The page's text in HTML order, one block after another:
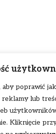
poprawić
lub
Kliknięcie
stosujemy
zmiany